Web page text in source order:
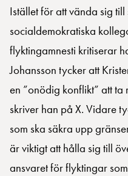
Istället för att vända sig till
socialdemokratiska
flyktingamnesti kritiserar
Johansson tycker att
en ”onödig konflikt” att ta
skriver han på X. Vidare
som ska säkra upp
är viktigt att hålla sig till
ansvaret för flyktingar